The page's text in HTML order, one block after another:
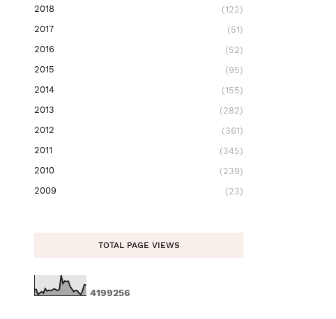
2018
(122)
2017
(51)
2016
(52)
2015
(95)
2014
(155)
2013
(282)
2012
(361)
2011
(345)
2010
(239)
2009
(23)
TOTAL PAGE VIEWS
4199256